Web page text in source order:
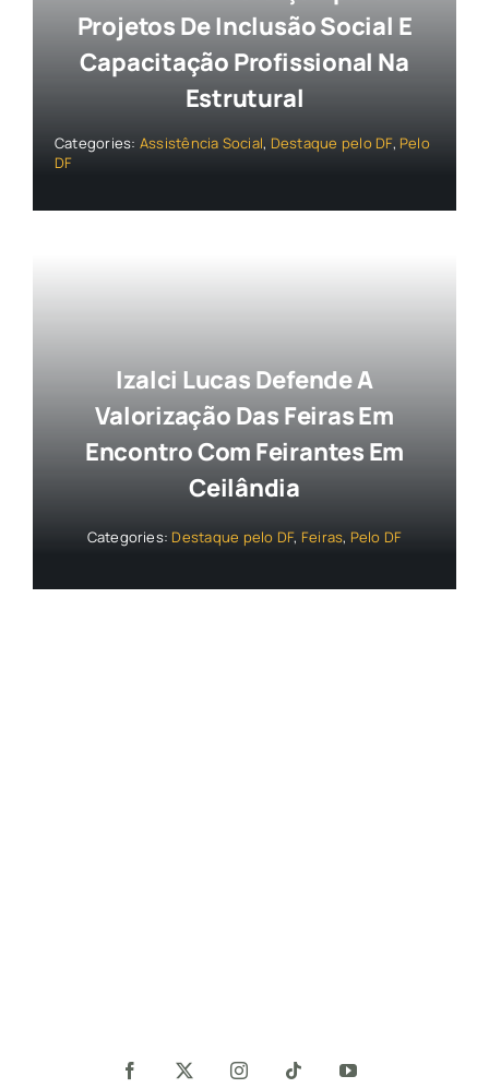
Projetos De Inclusão Social E
Capacitação Profissional Na
Estrutural
Categories: Assistência Social, Destaque pelo DF, Pelo
DF
Izalci Lucas Defende A
Valorização Das Feiras Em
Encontro Com Feirantes Em
Ceilândia
Categories: Destaque pelo DF, Feiras, Pelo DF